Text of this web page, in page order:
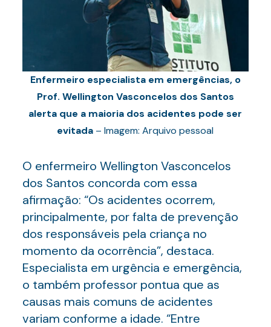
Enfermeiro especialista em emergências, o
Prof. Wellington Vasconcelos dos Santos
alerta que a maioria dos acidentes pode ser
evitada – Imagem: Arquivo pessoal
O enfermeiro Wellington Vasconcelos
dos Santos concorda com essa
afirmação: “Os acidentes ocorrem,
principalmente, por falta de prevenção
dos responsáveis pela criança no
momento da ocorrência”, destaca.
Especialista em urgência e emergência,
o também professor pontua que as
causas mais comuns de acidentes
variam conforme a idade. “Entre